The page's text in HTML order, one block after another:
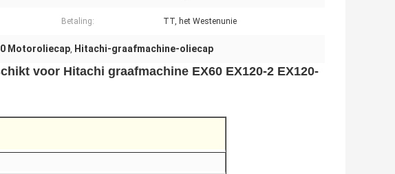
Betaling: TT, het Westenunie
Motoroliecap, Hitachi-graafmachine-oliecap
voor Hitachi graafmachine EX60 EX120-2 EX120-